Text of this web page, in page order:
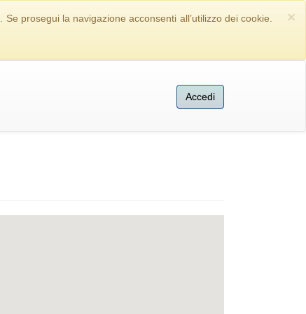
×
. Se prosegui la navigazione acconsenti all’utilizzo dei cookie.
Accedi